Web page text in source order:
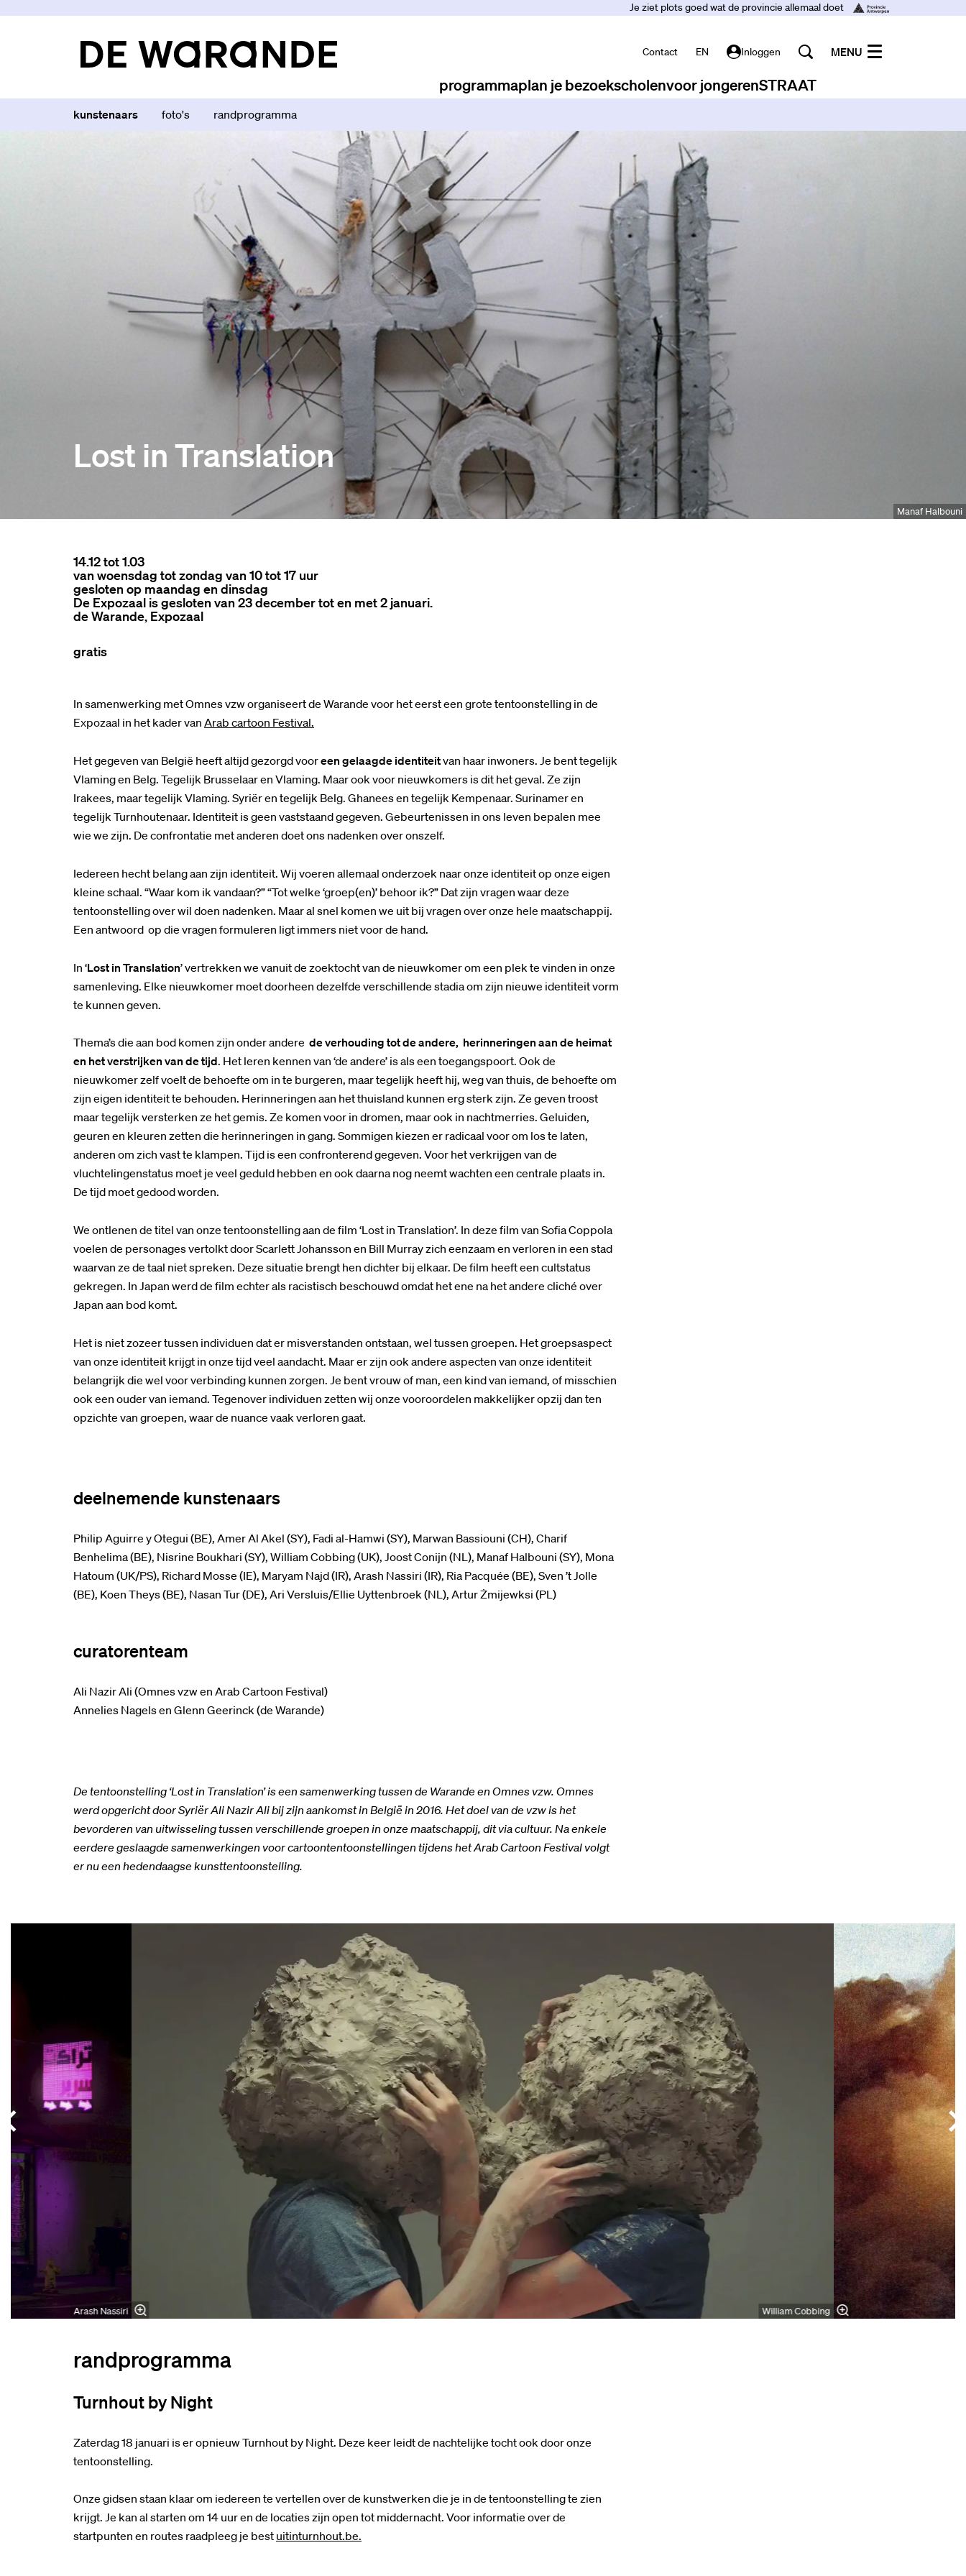
Je ziet plots goed wat de provincie allemaal doet
Contact EN Inloggen
programmaplan je bezoekscholenvoor jongerenSTRAAT
MENU
kunstenaars foto's randprogramma
Manaf Halbouni
Lost in Translation
14.12 tot 1.03
van woensdag tot zondag van 10 tot 17 uur
gesloten op maandag en dinsdag
De Expozaal is gesloten van 23 december tot en met 2 januari.
de Warande, Expozaal
gratis
In samenwerking met Omnes vzw organiseert de Warande voor het eerst een grote tentoonstelling in de
Expozaal in het kader van Arab cartoon Festival.
Het gegeven van België heeft altijd gezorgd vooreen gelaagde identiteitvan haar inwoners. Je bent tegelijk
Vlaming en Belg. Tegelijk Brusselaar en Vlaming. Maar ook voor nieuwkomers is dit het geval. Ze zijn
Irakees, maar tegelijk Vlaming. Syriër en tegelijk Belg. Ghanees en tegelijk Kempenaar. Surinamer en
tegelijk Turnhoutenaar. Identiteit is geen vaststaand gegeven. Gebeurtenissen in ons leven bepalen mee
wie we zijn. De confrontatie met anderen doet ons nadenken over onszelf.
Iedereen hecht belang aan zijn identiteit. Wij voeren allemaal onderzoek naar onze identiteit op onze eigen
kleine schaal. “Waar kom ik vandaan?” “Tot welke ‘groep(en)’ behoor ik?” Dat zijn vragen waar deze
tentoonstelling over wil doen nadenken. Maar al snel komen we uit bij vragen over onze hele maatschappij.
Een antwoord op die vragen formuleren ligt immers niet voor de hand.
In ‘Lost in Translation’ vertrekken we vanuit de zoektocht van de nieuwkomer om een plek te vinden in onze
samenleving. Elke nieuwkomer moet doorheen dezelfde verschillende stadia om zijn nieuwe identiteit vorm
te kunnen geven.
Thema’s die aan bod komen zijn onder andere de verhouding tot de andere, herinneringen aan de heimat
en het verstrijken van de tijd. Het leren kennen van ‘de andere’ is als een toegangspoort. Ook de
nieuwkomer zelf voelt de behoefte om in te burgeren, maar tegelijk heeft hij, weg van thuis, de behoefte om
zijn eigen identiteit te behouden. Herinneringen aan het thuisland kunnen erg sterk zijn. Ze geven troost
maar tegelijk versterken ze het gemis. Ze komen voor in dromen, maar ook in nachtmerries. Geluiden,
geuren en kleuren zetten die herinneringen in gang. Sommigen kiezen er radicaal voor om los te laten,
anderen om zich vast te klampen. Tijd is een confronterend gegeven. Voor het verkrijgen van de
vluchtelingenstatus moet je veel geduld hebben en ook daarna nog neemt wachten een centrale plaats in.
De tijd moet gedood worden.
We ontlenen de titel van onze tentoonstelling aan de film ‘Lost in Translation’. In deze film van Sofia Coppola
voelen de personages vertolkt door Scarlett Johansson en Bill Murray zich eenzaam en verloren in een stad
waarvan ze de taal niet spreken. Deze situatie brengt hen dichter bij elkaar. De film heeft een cultstatus
gekregen. In Japan werd de film echter als racistisch beschouwd omdat het ene na het andere cliché over
Japan aan bod komt.
Het is niet zozeer tussen individuen dat er misverstanden ontstaan, wel tussen groepen. Het groepsaspect
van onze identiteit krijgt in onze tijd veel aandacht. Maar er zijn ook andere aspecten van onze identiteit
belangrijk die wel voor verbinding kunnen zorgen. Je bent vrouw of man, een kind van iemand, of misschien
ook een ouder van iemand. Tegenover individuen zetten wij onze vooroordelen makkelijker opzij dan ten
opzichte van groepen, waar de nuance vaak verloren gaat.
deelnemende kunstenaars
Philip Aguirre y Otegui (BE), Amer Al Akel (SY), Fadi al-Hamwi (SY), Marwan Bassiouni (CH), Charif
Benhelima (BE), Nisrine Boukhari (SY), William Cobbing (UK), Joost Conijn (NL), Manaf Halbouni (SY), Mona
Hatoum (UK/PS), Richard Mosse (IE), Maryam Najd (IR), Arash Nassiri (IR), Ria Pacquée (BE), Sven ’t Jolle
(BE), Koen Theys (BE), Nasan Tur (DE), Ari Versluis/Ellie Uyttenbroek (NL), Artur Żmijewksi (PL)
curatorenteam
Ali Nazir Ali (Omnes vzw en Arab Cartoon Festival)
Annelies Nagels en Glenn Geerinck (de Warande)
De tentoonstelling ‘Lost in Translation’ is een samenwerking tussen de Warande en Omnes vzw. Omnes
werd opgericht door Syriër Ali Nazir Ali bij zijn aankomst in België in 2016. Het doel van de vzw is het
bevorderen van uitwisseling tussen verschillende groepen in onze maatschappij, dit via cultuur. Na enkele
eerdere geslaagde samenwerkingen voor cartoontentoonstellingen tijdens het Arab Cartoon Festival volgt
er nu een hedendaagse kunsttentoonstelling.
Arash Nassiri William Cobbing
Inzoomen
randprogramma
Turnhout by Night
Zaterdag 18 januari is er opnieuw Turnhout by Night. Deze keer leidt de nachtelijke tocht ook door onze
tentoonstelling.
Onze gidsen staan klaar om iedereen te vertellen over de kunstwerken die je in de tentoonstelling te zien
krijgt. Je kan al starten om 14 uur en de locaties zijn open tot middernacht. Voor informatie over de
startpunten en routes raadpleeg je best uitinturnhout.be.